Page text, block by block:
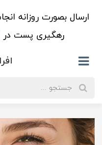
ارسال بصورت روزانه
رهگیری پست در